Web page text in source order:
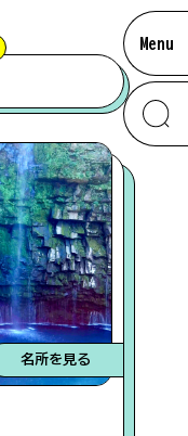
Menu
名所を見る